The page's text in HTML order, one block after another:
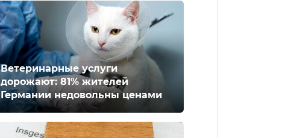
Ветеринарные услуги
дорожают: 81% жителей
Германии недовольны ценами